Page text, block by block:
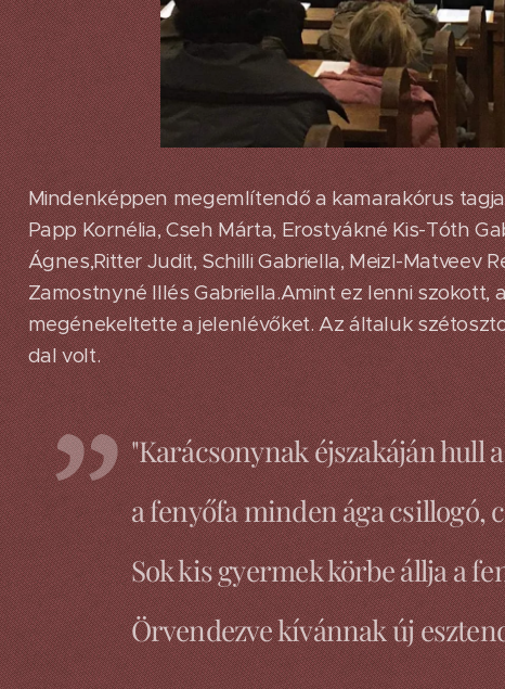
Mindenképpen megemlítendő a kamarakórus
Papp Kornélia, Cseh Márta, Erostyákné Kis-Tóth
Ágnes,Ritter Judit, Schilli Gabriella, Meizl-Matveev
Zamostnyné Illés Gabriella.Amint ez lenni szokott,
megénekeltette a jelenlévőket. Az általuk
dal volt.
"Karácsonynak éjszakáján hull
a fenyőfa minden ága csillogó,
Sok kis gyermek körbe állja a
Örvendezve kívánnak új